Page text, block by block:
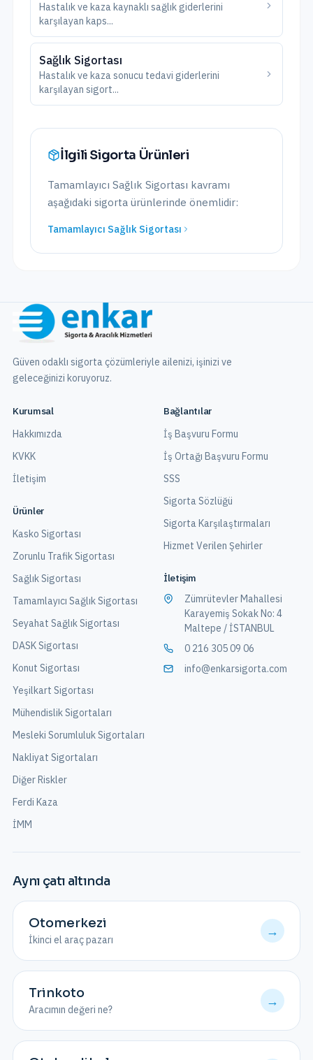
Hastalık ve kaza kaynaklı sağlık giderlerini
karşılayan kaps...
Sağlık Sigortası
Hastalık ve kaza sonucu tedavi giderlerini
karşılayan sigort...
İlgili Sigorta Ürünleri
Tamamlayıcı Sağlık Sigortası kavramı
aşağıdaki sigorta ürünlerinde önemlidir:
Tamamlayıcı Sağlık Sigortası
Güven odaklı sigorta çözümleriyle ailenizi, işinizi ve
geleceğinizi koruyoruz.
Kurumsal
Hakkımızda
KVKK
İletişim
Ürünler
Kasko Sigortası
Zorunlu Trafik Sigortası
Sağlık Sigortası
Tamamlayıcı Sağlık Sigortası
Seyahat Sağlık Sigortası
DASK Sigortası
Konut Sigortası
Yeşilkart Sigortası
Mühendislik Sigortaları
Mesleki Sorumluluk Sigortaları
Nakliyat Sigortaları
Diğer Riskler
Ferdi Kaza
İMM
Bağlantılar
İş Başvuru Formu
İş Ortağı Başvuru Formu
SSS
Sigorta Sözlüğü
Sigorta Karşılaştırmaları
Hizmet Verilen Şehirler
İletişim
Zümrütevler Mahallesi
Karayemiş Sokak No: 4
Maltepe / İSTANBUL
0 216 305 09 06
info@enkarsigorta.com
Aynı çatı altında
Otomerkezi
İkinci el araç pazarı
→
Trinkoto
Aracımın değeri ne?
→